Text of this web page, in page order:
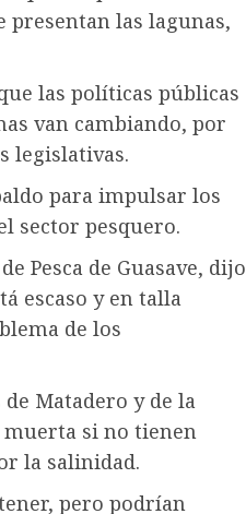
las lagunas,
las políticas públicas
van cambiando, por
legislativas.
para impulsar los
sector pesquero.
Pesca de Guasave, dijo
escaso y en talla
de los
Matadero y de la
muerta si no tienen
la salinidad.
pero podrían